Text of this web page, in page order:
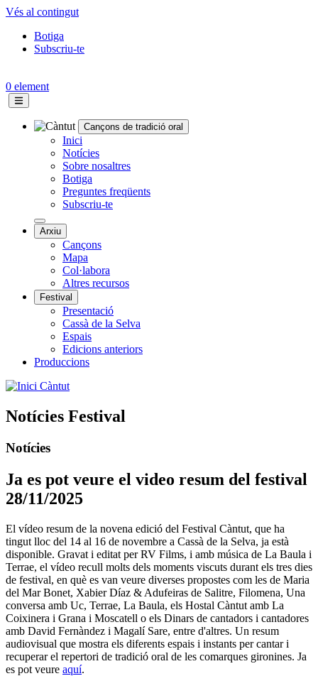
Vés al contingut
Topbar
Botiga
Subscriu-te
0 element
Navegació
principal
Cançons de tradició oral
Inici
Notícies
Sobre nosaltres
Botiga
Preguntes freqüents
Subscriu-te
Arxiu
Cançons
Mapa
Col·labora
Altres recursos
Festival
Presentació
Cassà de la Selva
Espais
Edicions anteriors
Produccions
Càntut
Notícies Festival
Notícies
Ja es pot veure el video resum del festival
28/11/2025
El vídeo resum de la novena edició del Festival Càntut, que ha
tingut lloc del 14 al 16 de novembre a Cassà de la Selva, ja està
disponible. Gravat i editat per RV Films, i amb música de La Baula i
Terrae, el vídeo recull molts dels moments viscuts durant els tres dies
de festival, en què es van veure diverses propostes com les de Maria
del Mar Bonet, Xabier Díaz & Adufeiras de Salitre, Filomena, Una
conversa amb Uc, Terrae, La Baula, els Hostal Càntut amb La
Coixinera i Grana i Moscatell o els Dinars de cantadors i cantadores
amb David Fernàndez i Magalí Sare, entre d'altres. Un resum
audiovisual que mostra els diferents espais i instants per cantar i
recuperar el repertori de tradició oral de les comarques gironines. Ja
es pot veure aquí.